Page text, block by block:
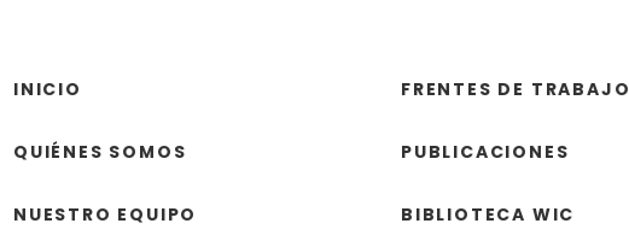
INICIO
QUIÉNES SOMOS
NUESTRO EQUIPO
FRENTES DE TRABAJO
PUBLICACIONES
BIBLIOTECA WIC